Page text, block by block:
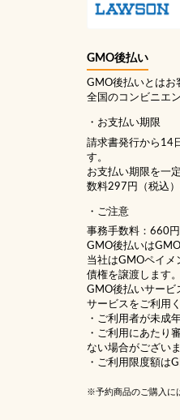
GMO後払い
GMO後払いとはお
全国のコンビニエ
お支払い期限
請求書発行から14
す。
お支払い期限を一
数料297円（税込
ご注意
事務手数料：660円
GMO後払いは
当社はGMOペイメ
債権を譲渡します。
GMO後払いサービ
サービスをご利用
・ご利用者が未成
・ご利用にあたり
ない場合がござい
・ご利用限度額は
※予約商品のご購入に